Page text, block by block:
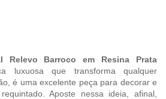
Relevo Barroco em Resina Prata
luxuosa que transforma qualquer
é uma excelente peça para decorar e
Aposte nessa ideia, afinal,